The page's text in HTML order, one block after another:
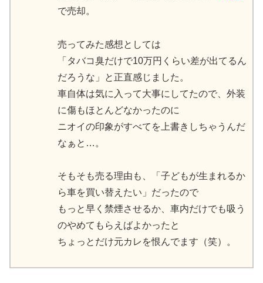
で売却。
売ってみた感想としては
「タバコ臭だけで10万円くらい差が出てるん
だろうな」と正直感じました。
車自体は気に入って大事にしてたので、外装
に傷もほとんどなかったのに
ニオイの印象がすべてを上書きしちゃうんだ
なぁと…。
そもそも売る理由も、「子どもが生まれるか
ら車を買い替えたい」だったので
もっと早く禁煙させるか、車内だけでも吸う
のやめてもらえばよかったと
ちょっとだけ元カレを恨んでます（笑）。